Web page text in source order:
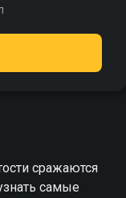
сражаются
самые